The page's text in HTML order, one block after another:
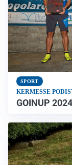
SPORT
KERMESSE
GOINUP